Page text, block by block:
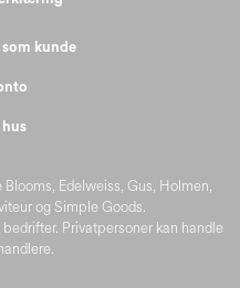
Edelweiss, Gus, Holmen,
og Simple Goods.
Privatpersoner kan handle
som kunde